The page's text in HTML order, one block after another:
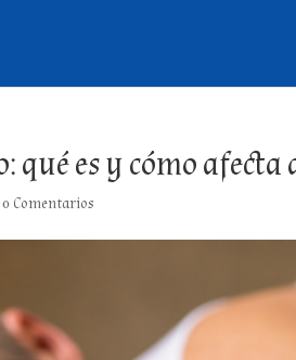
qué es y cómo afecta
0 Comentarios